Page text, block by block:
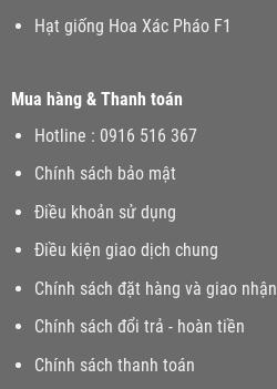
Hạt giống Hoa Xác Pháo F1
Mua hàng & Thanh toán
Hotline : 0916 516 367
Chính sách bảo mật
Điều khoản sử dụng
Điều kiện giao dịch chung
Chính sách đặt hàng và giao nhận
Chính sách đổi trả - hoàn tiền
Chính sách thanh toán